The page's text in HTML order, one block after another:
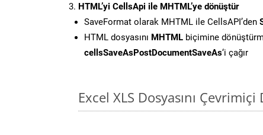
HTML’yi CellsApi ile MHTML’ye dönüştür
SaveFormat olarak MHTML ile CellsAPI’den
HTML dosyasını MHTML biçimine
cellsSaveAsPostDocumentSaveAs‘i çağır
Excel XLS Dosyasını